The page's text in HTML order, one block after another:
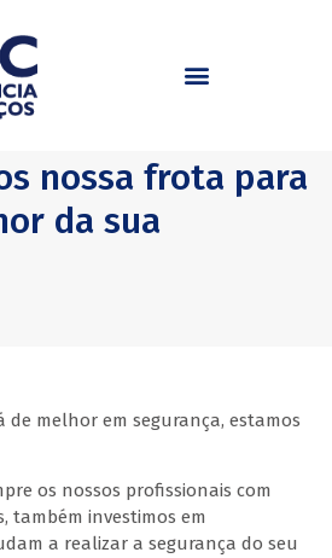
nossa frota para
da sua
de melhor em segurança, estamos
os nossos profissionais com
também investimos em
a realizar a segurança do seu